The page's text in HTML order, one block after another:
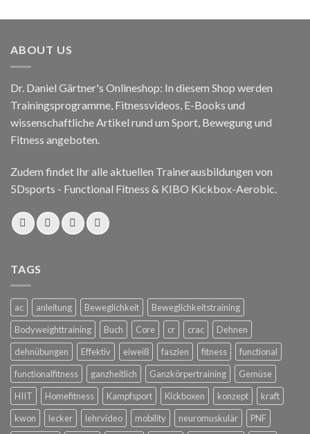
ABOUT US
Dr. Daniel Gärtner's Onlineshop: In diesem Shop werden
Trainingsprogramme, Fitnessvideos, E-Books und
wissenschaftliche Artikel rund um Sport, Bewegung und
Fitness angeboten.
Zudem findet Ihr alle aktuellen Trainerausbildungen von
5Dsports - Functional Fitness & KIBO Kickbox-Aerobic.
TAGS
ac anleitung Beweglichkeit
Beweglichkeitstraining
Bodyweighttraining
Buch Core cr crac
Dehnen
dehnübungen
Effektiv eiweiß faszien fitness
functional
functionalfitness
ganzheitlich Ganzkörpertraining
Gemüse
HIIT
Homefitness Kampfsport Kickboxen konzept
kraft
kwon
lecker lehrvideo mobility neuromuskulär PNF